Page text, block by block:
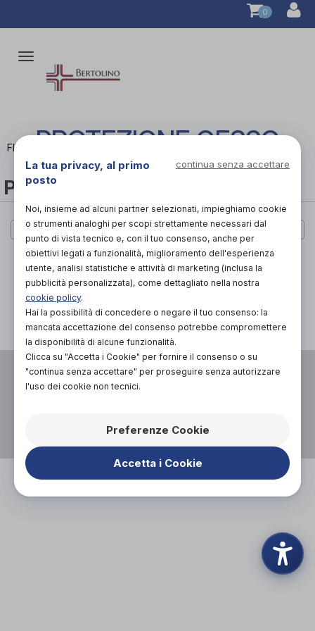
0
Attiva/disattiva
navigazione
FILTRA PROTEZIONE GESSO
PROTEZIONE GESSO
Cerca per marca
PAGINA 1 DI 0
VIA UGO FOSCOLO 14,
13100, VERCELLI (VC)
P.I. 02695310025
BERTOLINO.SARA@GMAIL.COM
WHATSAPP
La tua privacy, al primo
posto
continua senza accettare
Noi, insieme ad alcuni partner selezionati, impieghiamo cookie
o strumenti analoghi per scopi strettamente necessari dal
punto di vista tecnico e, con il tuo consenso, anche per
obiettivi legati a funzionalità, miglioramento dell'esperienza
utente, analisi statistiche e attività di marketing (inclusa la
pubblicità personalizzata), come dettagliato nella nostra
cookie policy.
Hai la possibilità di concedere o negare il tuo consenso: la
mancata accettazione del consenso potrebbe compromettere
la disponibilità di alcune funzionalità.
Clicca su "Accetta i Cookie" per fornire il consenso o su
"continua senza accettare" per proseguire senza autorizzare
l'uso dei cookie non tecnici.
Preferenze Cookie
Accetta i Cookie